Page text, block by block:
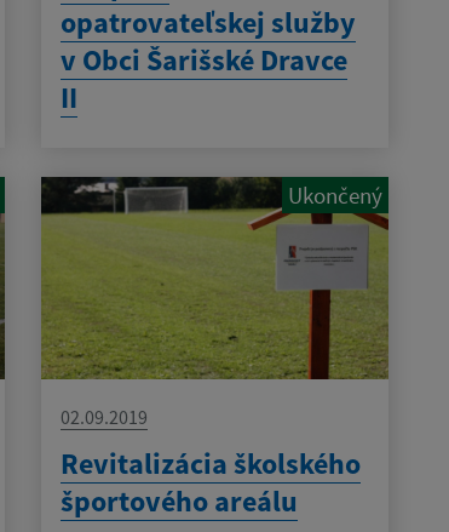
opatrovateľskej služby
v Obci Šarišské Dravce
II
Ukončený
02.09.2019
Revitalizácia školského
športového areálu